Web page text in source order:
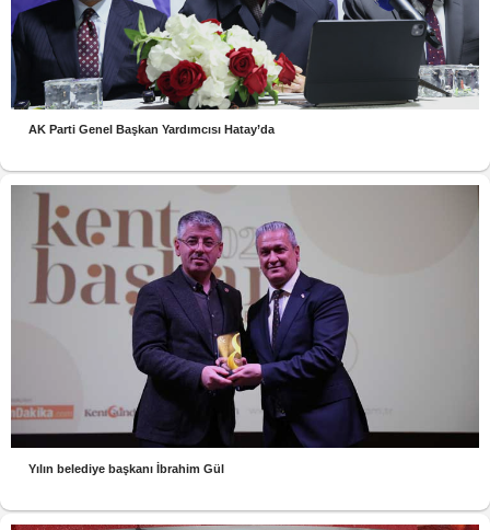
AK Parti Genel Başkan Yardımcısı Hatay’da
Yılın belediye başkanı İbrahim Gül